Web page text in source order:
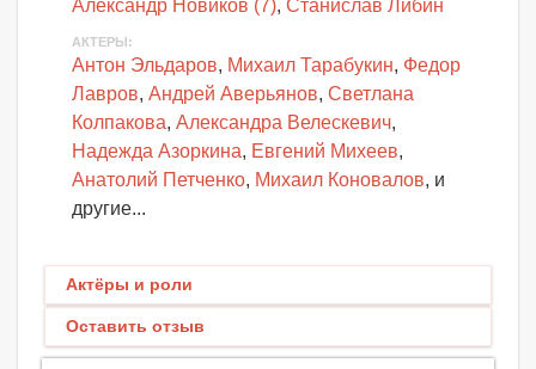
Александр Новиков (7), Станислав Либин
АКТЕРЫ:
Антон Эльдаров, Михаил Тарабукин, Федор
Лавров, Андрей Аверьянов, Светлана
Колпакова, Александра Велескевич,
Надежда Азоркина, Евгений Михеев,
Анатолий Петченко, Михаил Коновалов, и
другие...
Актёры и роли
Оставить отзыв